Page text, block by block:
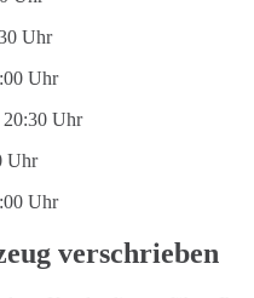
Uhr
Uhr
20:30 Uhr
Uhr
Uhr
verschrieben